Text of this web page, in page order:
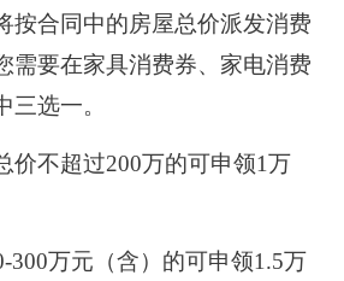
合同中的房屋总价派发消费
需要在家具消费券、家电消费
三选一。
不超过200万的可申领1万
万元（含）的可申领1.5万